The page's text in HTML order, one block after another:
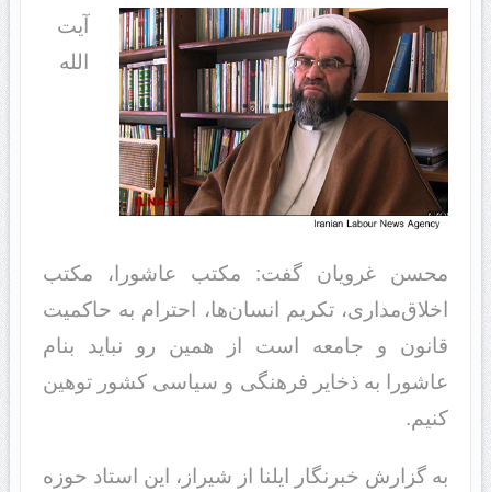
آیت
الله
محسن غرویان گفت: مکتب عاشورا، مکتب
اخلاق‌مداری، تکریم انسان‌ها، احترام به حاکمیت
قانون و جامعه است از همین رو نباید بنام
عاشورا به ذخایر فرهنگی و سیاسی کشور توهین
کنیم.
به گزارش خبرنگار ایلنا از شیراز، این استاد حوزه